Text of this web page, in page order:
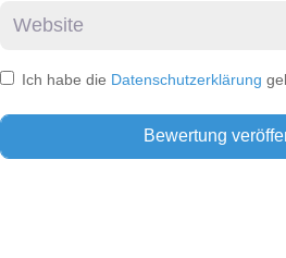
Ich habe die Datenschutzerklärung